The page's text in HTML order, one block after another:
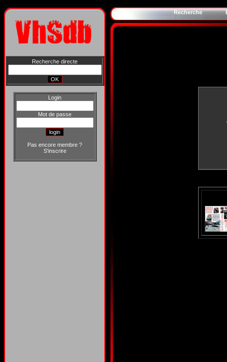
Recherche directe
Login
Mot de passe
Pas encore membre ?
S'inscrire
Recherche